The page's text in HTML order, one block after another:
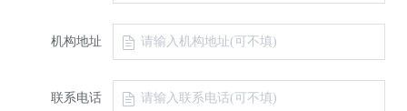
机构地址
联系电话